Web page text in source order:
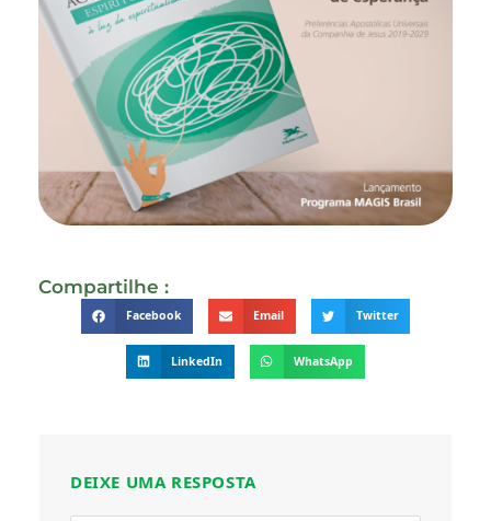
Compartilhe :
Facebook Email Twitter
LinkedIn WhatsApp
DEIXE UMA RESPOSTA